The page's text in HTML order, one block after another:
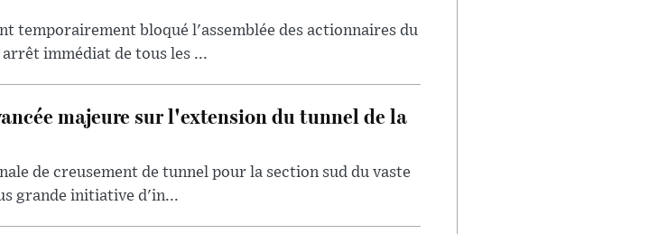
temporairement bloqué l'assemblée des actionnaires du
immédiat de tous les ...
majeure sur l'extension du tunnel de la
de creusement de tunnel pour la section sud du vaste
grande initiative d'in...